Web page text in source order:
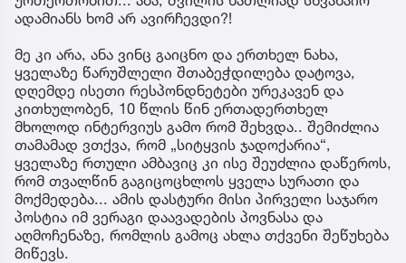
ადამიანს ხომ არ ავირჩევდი?!
მე კი არა, ანა ვინც გაიცნო და ერთხელ ნახა,
ყველაზე წარუშლელი შთაბეჭდილება დატოვა,
დღემდე ისეთი რესპონდნეტები ურეკავენ და
კითხულობენ, 10 წლის წინ ერთადერთხელ
მხოლოდ ინტერვიუს გამო რომ შეხვდა.. შემიძლია
თამამად ვთქვა, რომ „სიტყვის ჯადოქარია“,
ყველაზე რთული ამბავიც კი ისე შეუძლია დაწეროს,
რომ თვალწინ გაგიცოცხლოს ყველა სურათი და
მოქმედება... ამის დასტური მისი პირველი საჯარო
პოსტია იმ ვერაგი დაავადების პოვნასა და
აღმოჩენაზე, რომლის გამოც ახლა თქვენი შეწუხება
მიწევს.